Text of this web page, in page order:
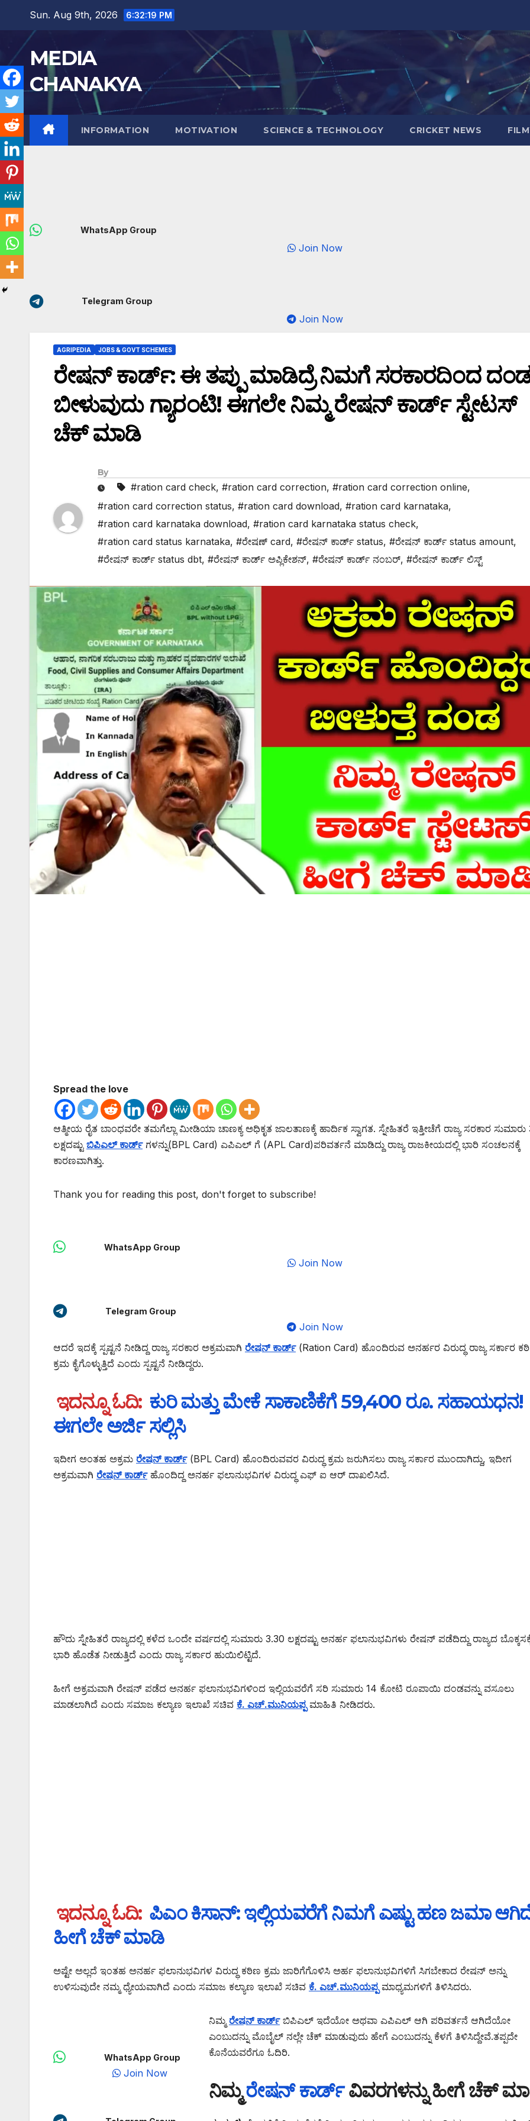
Sun. Aug 9th, 2026 6:32:20 PM
MEDIA
CHANAKYA
INFORMATION MOTIVATION SCIENCE & TECHNOLOGY CRICKET NEWS
WhatsApp Group
Join Now
Telegram Group
Join Now
AGRIPEDIA JOBS & GOVT SCHEMES
ರೇಷನ್ ಕಾರ್ಡ್: ಈ ತಪ್ಪು ಮಾಡಿದ್ರೆ ನಿಮಗೆ ಸರಕಾರದಿಂದ
ಬೀಳುವುದು ಗ್ಯಾರಂಟಿ! ಈಗಲೇ ನಿಮ್ಮ ರೇಷನ್ ಕಾರ್ಡ್ ಸ್ಟೇಟಸ್
ಚೆಕ್ ಮಾಡಿ
By
#ration card check, #ration card correction, #ration card correction online,
#ration card correction status, #ration card download, #ration card karnataka,
#ration card karnataka download, #ration card karnataka status check,
#ration card status karnataka, #ರೇಷಣ್ card, #ರೇಷನ್ ಕಾರ್ಡ್ status, #ರೇಷನ್ ಕಾರ್ಡ್ status amount,
#ರೇಷನ್ ಕಾರ್ಡ್ status dbt, #ರೇಷನ್ ಕಾರ್ಡ್ ಅಪ್ಲಿಕೇಶನ್, #ರೇಷನ್ ಕಾರ್ಡ್ ನಂಬರ್, #ರೇಷನ್ ಕಾರ್ಡ್ ಲಿಸ್ಟ್
Spread the love
ಆತ್ಮೀಯ ರೈತ ಬಾಂಧವರೇ ತಮಗೆಲ್ಲಾ ಮೀಡಿಯಾ ಚಾಣಕ್ಯ ಅಧಿಕೃತ ಜಾಲತಾಣಕ್ಕೆ ಹಾರ್ದಿಕ ಸ್ವಾಗತ. ಸ್ನೇಹಿತರೆ ಇತ್ತೀಚೆಗೆ ರಾಜ್ಯ ಸರಕಾರ ಸುಮಾರು
ಲಕ್ಷದಷ್ಟು ಬಿಪಿಎಲ್ ಕಾರ್ಡ್ಗಳನ್ನು(BPL Card) ಎಪಿಎಲ್ ಗೆ (APL Card)ಪರಿವರ್ತನೆ ಮಾಡಿದ್ದು ರಾಜ್ಯ ರಾಜಕೀಯದಲ್ಲಿ ಭಾರಿ ಸಂಚಲನಕ್ಕೆ
ಕಾರಣವಾಗಿತ್ತು.
Thank you for reading this post, don't forget to subscribe!
WhatsApp Group
Join Now
Telegram Group
Join Now
ಆದರೆ ಇದಕ್ಕೆ ಸ್ಪಷ್ಟನೆ ನೀಡಿದ್ದ ರಾಜ್ಯ ಸರಕಾರ ಅಕ್ರಮವಾಗಿ ರೇಷನ್ ಕಾರ್ಡ್(Ration Card) ಹೊಂದಿರುವ ಅನರ್ಹರ ವಿರುದ್ಧ ರಾಜ್ಯ ಸರ್ಕಾರ
ಕ್ರಮ ಕೈಗೊಳ್ಳುತ್ತಿದೆ ಎಂದು ಸ್ಪಷ್ಟನೆ ನೀಡಿದ್ದರು.
ಇದನ್ನೂ ಓದಿ: ಕುರಿ ಮತ್ತು ಮೇಕೆ ಸಾಕಾಣಿಕೆಗೆ 59,400 ರೂ. ಸಹಾಯಧನ!
ಈಗಲೇ ಅರ್ಜಿ ಸಲ್ಲಿಸಿ
ಇದೀಗ ಅಂತಹ ಅಕ್ರಮ ರೇಷನ್ ಕಾರ್ಡ್(BPL Card) ಹೊಂದಿರುವವರ ವಿರುದ್ಧ ಕ್ರಮ ಜರುಗಿಸಲು ರಾಜ್ಯ ಸರ್ಕಾರ ಮುಂದಾಗಿದ್ದು, ಇದೀಗ
ಅಕ್ರಮವಾಗಿ ರೇಷನ್ ಕಾರ್ಡ್ಹೊಂದಿದ್ದ ಅನರ್ಹ ಫಲಾನುಭವಿಗಳ ವಿರುದ್ಧ ಎಫ್ ಐ ಆರ್ ದಾಖಲಿಸಿದೆ.
ಹೌದು ಸ್ನೇಹಿತರೆ ರಾಜ್ಯದಲ್ಲಿ ಕಳೆದ ಒಂದೇ ವರ್ಷದಲ್ಲಿ ಸುಮಾರು 3.30 ಲಕ್ಷದಷ್ಟು ಅನರ್ಹ ಫಲಾನುಭವಿಗಳು ರೇಷನ್ ಪಡೆದಿದ್ದು ರಾಜ್ಯದ
ಭಾರಿ ಹೊಡೆತ ನೀಡುತ್ತಿದೆ ಎಂದು ರಾಜ್ಯ ಸರ್ಕಾರ ಹುಯಿಲಿಟ್ಟಿದೆ.
ಹೀಗೆ ಅಕ್ರಮವಾಗಿ ರೇಷನ್ ಪಡೆದ ಅನರ್ಹ ಫಲಾನುಭವಿಗಳಿಂದ ಇಲ್ಲಿಯವರೆಗೆ ಸರಿ ಸುಮಾರು 14 ಕೋಟಿ ರೂಪಾಯಿ ದಂಡವನ್ನು ವಸೂಲು
ಮಾಡಲಾಗಿದೆ ಎಂದು ಸಮಾಜ ಕಲ್ಯಾಣ ಇಲಾಖೆ ಸಚಿವ ಕೆ. ಎಚ್.ಮುನಿಯಪ್ಪಮಾಹಿತಿ ನೀಡಿದರು.
ಇದನ್ನೂ ಓದಿ: ಪಿಎಂ ಕಿಸಾನ್: ಇಲ್ಲಿಯವರೆಗೆ ನಿಮಗೆ ಎಷ್ಟು ಹಣ ಜಮಾ
ಹೀಗೆ ಚೆಕ್ ಮಾಡಿ
ಅಷ್ಟೇ ಅಲ್ಲದೆ ಇಂತಹ ಅನರ್ಹ ಫಲಾನುಭವಿಗಳ ವಿರುದ್ಧ ಕಠಿಣ ಕ್ರಮ ಜಾರಿಗೆಗೊಳಿಸಿ ಅರ್ಹ ಫಲಾನುಭವಿಗಳಿಗೆ ಸಿಗಬೇಕಾದ ರೇಷನ್ ಅನ್ನು
ಉಳಿಸುವುದೇ ನಮ್ಮ ಧ್ಯೇಯವಾಗಿದೆ ಎಂದು ಸಮಾಜ ಕಲ್ಯಾಣ ಇಲಾಖೆ ಸಚಿವ ಕೆ. ಎಚ್.ಮುನಿಯಪ್ಪಮಾಧ್ಯಮಗಳಿಗೆ ತಿಳಿಸಿದರು.
WhatsApp Group
Join Now
ನಿಮ್ಮ ರೇಷನ್ ಕಾರ್ಡ್ಬಿಪಿಎಲ್ ಇದೆಯೋ ಅಥವಾ ಎಪಿಎಲ್ ಆಗಿ ಪರಿವರ್ತನೆ ಆಗಿದೆಯೋ
ಎಂಬುದನ್ನು ಮೊಬೈಲ್ ನಲ್ಲೇ ಚೆಕ್ ಮಾಡುವುದು ಹೇಗೆ ಎಂಬುದನ್ನು ಕೆಳಗೆ ತಿಳಿಸಿದ್ದೇವೆ.ತಪ್ಪದೇ
ಕೊನೆಯವರೆಗೂ ಓದಿರಿ.
ನಿಮ್ಮರೇಷನ್ ಕಾರ್ಡ್ವಿವರಗಳನ್ನು ಹೀಗೆ ಚೆಕ್